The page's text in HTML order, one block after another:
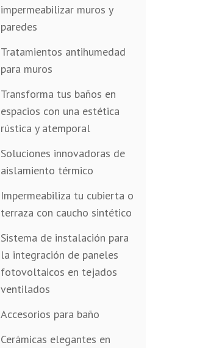
impermeabilizar muros y
paredes
Tratamientos antihumedad
para muros
Transforma tus baños en
espacios con una estética
rústica y atemporal
Soluciones innovadoras de
aislamiento térmico
Impermeabiliza tu cubierta o
terraza con caucho sintético
Sistema de instalación para
la integración de paneles
fotovoltaicos en tejados
ventilados
Accesorios para baño
Cerámicas elegantes en